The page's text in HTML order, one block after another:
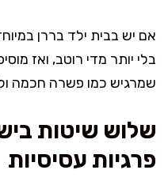
אם יש בבית ילד בררן
בלי יותר מדי רוטב, ואז
שמרגיש כמו פשרה חכמה
שלוש שיטות
פרגיות עסיסיות